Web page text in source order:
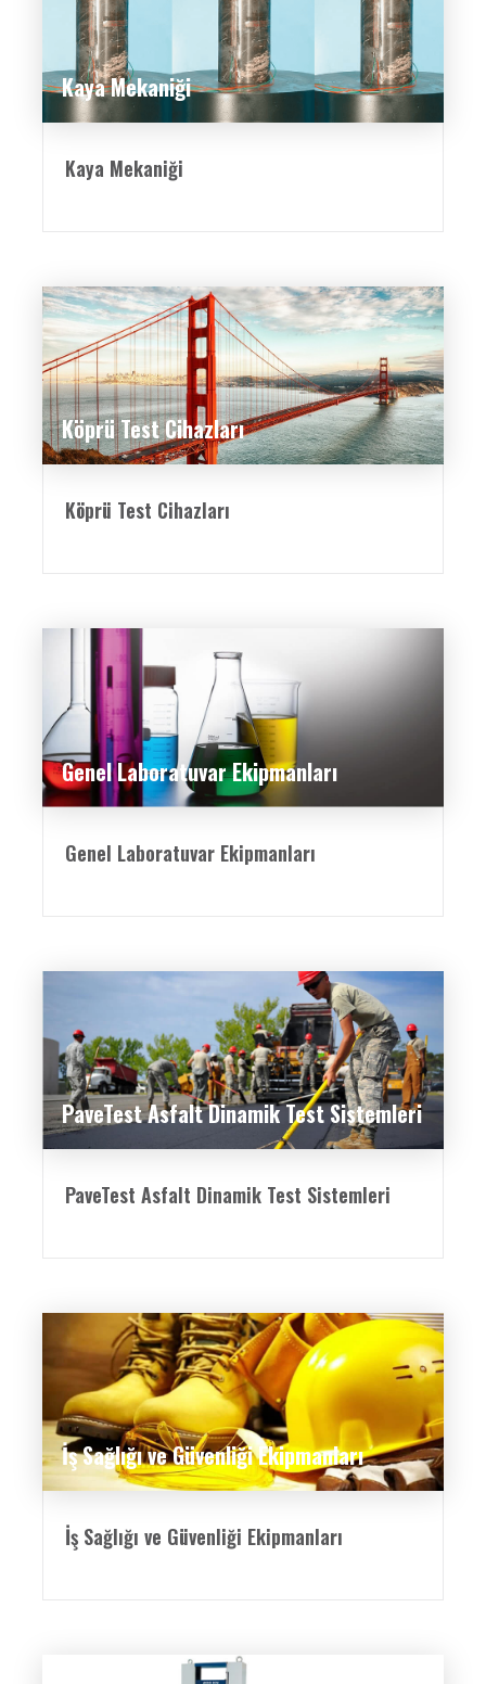
Kaya Mekaniği
Kaya Mekaniği
Köprü Test Cihazları
Köprü Test Cihazları
Genel Laboratuvar Ekipmanları
Genel Laboratuvar Ekipmanları
PaveTest Asfalt Dinamik Test Sistemleri
PaveTest Asfalt Dinamik Test Sistemleri
İş Sağlığı ve Güvenliği Ekipmanları
İş Sağlığı ve Güvenliği Ekipmanları